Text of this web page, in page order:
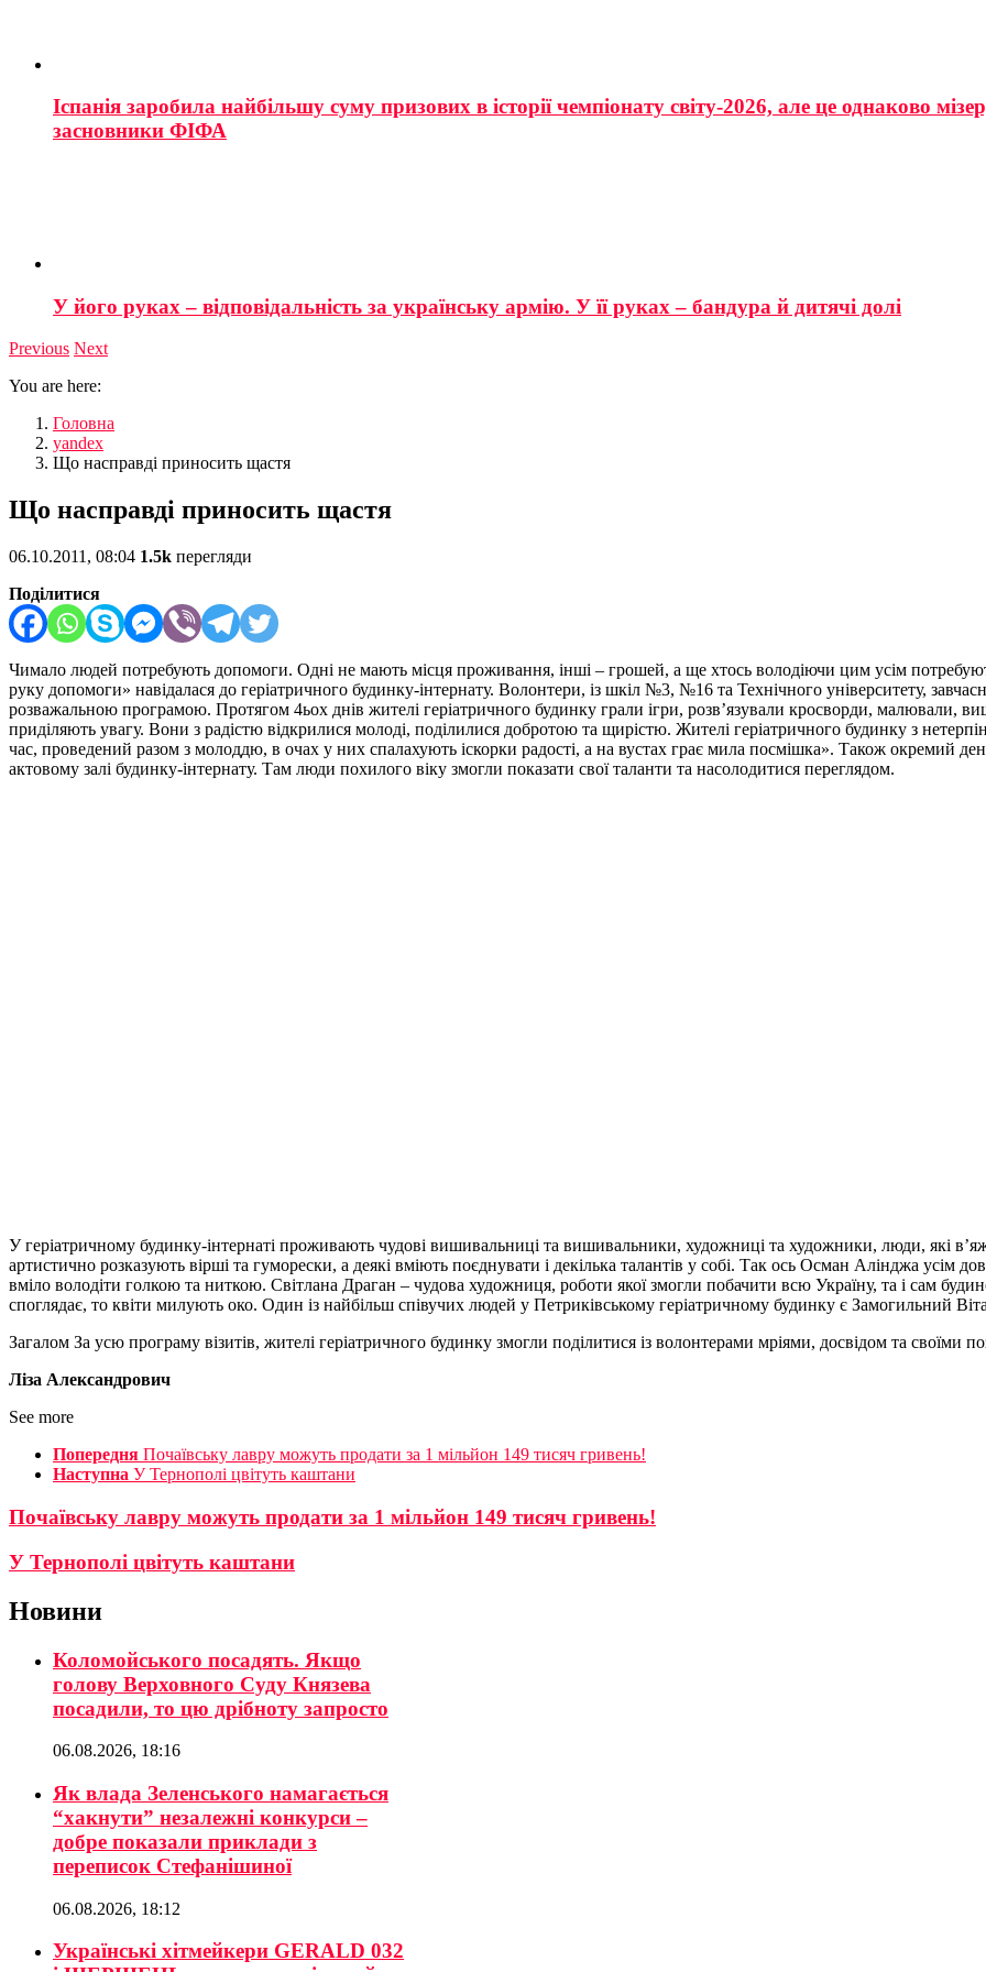
Іспанія заробила найбільшу суму призових в історії чемпіонату світу-2026, але це однаково
засновники ФІФА
У його руках – відповідальність за українську армію. У її руках – бандура й дитячі долі
Previous Next
You are here:
Головна
yandex
Що насправді приносить щастя
Що насправді приносить щастя
06.10.2011, 08:04 1.5k перегляди
Поділитися
Чимало людей потребують допомоги. Одні не мають місця проживання, інші – грошей, а ще хтось володіючи цим усім
руку допомоги» навідалася до геріатричного будинку-інтернату. Волонтери, із шкіл №3, №16 та Технічного університету,
розважальною програмою. Протягом 4ьох днів жителі геріатричного будинку грали ігри, розв’язували кросворди, малювали,
приділяють увагу. Вони з радістю відкрилися молоді, поділилися добротою та щирістю. Жителі геріатричного будинку з
час, проведений разом з молоддю, в очах у них спалахують іскорки радості, а на вустах грає мила посмішка». Також окремий
актовому залі будинку-інтернату. Там люди похилого віку змогли показати свої таланти та насолодитися переглядом.
У геріатричному будинку-інтернаті проживають чудові вишивальниці та вишивальники, художниці та художники, люди, які
артистично розказують вірші та гуморески, а деякі вміють поєднувати і декілька талантів у собі. Так ось Осман Алінджа усім
вміло володіти голкою та ниткою. Світлана Драган – чудова художниця, роботи якої змогли побачити всю Україну, та і сам
споглядає, то квіти милують око. Один із найбільш співучих людей у Петриківському геріатричному будинку є Замогильний
Загалом За усю програму візитів, жителі геріатричного будинку змогли поділитися із волонтерами мріями, досвідом та своїми
Ліза Александрович
See more
Попередня Почаївську лавру можуть продати за 1 мільйон 149 тисяч гривень!
Наступна У Тернополі цвітуть каштани
Почаївську лавру можуть продати за 1 мільйон 149 тисяч гривень!
У Тернополі цвітуть каштани
Новини
Коломойського посадять. Якщо
голову Верховного Суду Князева
посадили, то цю дрібноту запросто
06.08.2026, 18:16
Як влада Зеленського намагається
“хакнути” незалежні конкурси –
добре показали приклади з
переписок Стефанішиної
06.08.2026, 18:12
Українські хітмейкери GERALD 032